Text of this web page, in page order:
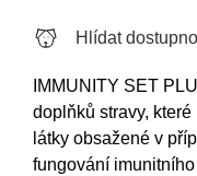
Hlídat
IMMUNITY SET
doplňků stravy,
látky obsažené v
fungování